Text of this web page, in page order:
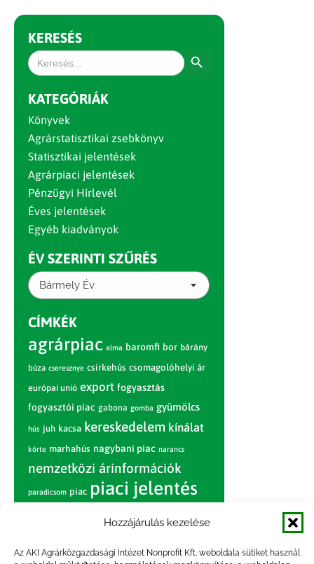
Hozzájárulás kezelése
Az AKI Agrárközgazdasági Intézet Nonprofit Kft. weboldala sütiket használ
KERESÉS
Search
for:
KATEGÓRIÁK
Könyvek
Agrárstatisztikai zsebkönyv
Statisztikai jelentések
Agrárpiaci jelentések
Pénzügyi Hírlevél
Éves jelentések
Egyéb kiadványok
ÉV SZERINTI SZŰRÉS
Bármely Év
CÍMKÉK
agrárpiac alma baromfi bor bárány
búza cseresznye csirkehús csomagolóhelyi ár
európai unió export fogyasztás
fogyasztói piac gabona gomba gyümölcs
hús juh kacsa kereskedelem kínálat
körte marhahús nagybani piac narancs
nemzetközi árinformációk
paradicsom piac piaci jelentés
termelői
ár tojás világpiac vágóbárány